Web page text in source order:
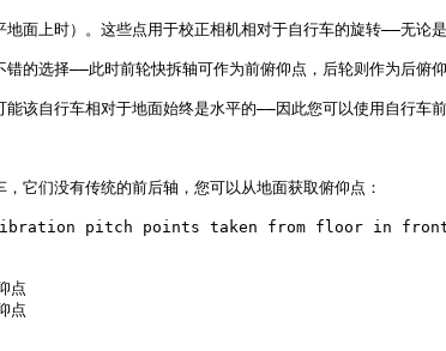
面上时）。这些点用于校正相机相对于自行车的旋转——无论
的选择——此时前轮快拆轴可作为前俯仰点，后轮则作为后俯仰
该自行车相对于地面始终是水平的——因此您可以使用自行车
们没有传统的前后轴，您可以从地面获取俯仰点：
pitch points taken from floor in front
点
点